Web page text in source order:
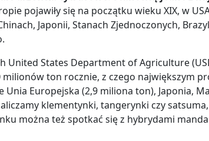
pojawiły się na początku wieku XIX, w
Japonii, Stanach Zjednoczonych,
United States Department ofAgriculture
milionów ton rocznie, z czego największym
Unia Europejska (2,9 miliona ton), Japonia,
klementynki, tangerynki czy
można też spotkać się z hybrydami